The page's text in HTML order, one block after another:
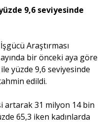
9,6 seviyesinde
Araştırması
bir önceki aya göre
yüzde 9,6 seviyesinde
edildi.
artarak 31 milyon 14 bin
65,3 iken kadınlarda